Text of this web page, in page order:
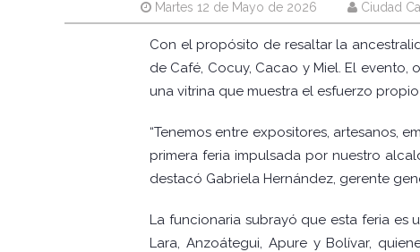
Martes 12 de Mayo de 2026 Ciudad
Con el propósito de resaltar la
de Café, Cocuy, Cacao y Miel. El
una vitrina que muestra el esfuerzo
“Tenemos entre expositores, artesanos,
primera feria impulsada por nuestro
destacó Gabriela Hernández, gerente
La funcionaria subrayó que esta feria es
Lara, Anzoátegui, Apure y Bolívar,